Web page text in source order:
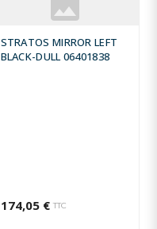
STRATOS MIRROR LEFT
BLACK-DULL 06401838
174,05 € TTC